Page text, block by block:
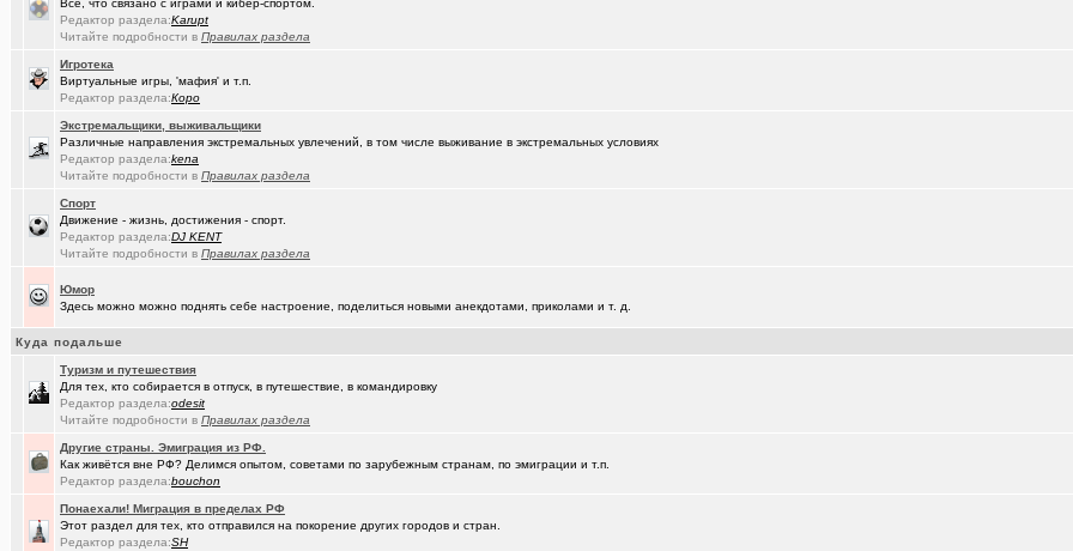
Случайные фото с мобильника (Sinmaster)
Санкции: что нравится и что не нравится
Энциклопедия Омской области онлайн.
Диалог с ИИ о романе «Мастер и Маргарита».(wvladimi..)
А вы уже переобулись?(Snarkens..)
неприятие к русским у меня
Покупка ботинок по моральным соображениям
100% женщин!.
Реально полезные гаджеты для кухни(Злыдня) +8850
Ремонт квартир/ванных комнат! Высококачественная отделка.
И это все то, на что способен omsk.com???
Кон Русов(wvladimi..) +60
Дарю гениальную идею (tramov)
Всё, что связано с играми и кибер-спортом.
Редактор раздела:Karupt
Читайте подробности в Правилах раздела
Игротека
Виртуальные игры, 'мафия' и т.п.
Редактор раздела:Коро
Экстремальщики, выживальщики
Различные направления экстремальных увлечений, в том числе выживание в экстремальных условиях
Редактор раздела:kena
Читайте подробности в Правилах раздела
Спорт
Движение - жизнь, достижения - спорт.
Редактор раздела:DJ KENT
Читайте подробности в Правилах раздела
Юмор
Здесь можно можно поднять себе настроение, поделиться новыми анекдотами, приколами и т. д.
Куда подальше
Туризм и путешествия
Для тех, кто собирается в отпуск, в путешествие, в командировку
Редактор раздела:odesit
Читайте подробности в Правилах раздела
Другие страны. Эмиграция из РФ.
Как живётся вне РФ? Делимся опытом, советами по зарубежным странам, по эмиграции и т.п.
Редактор раздела:bouchon
Понаехали! Миграция в пределах РФ
Этот раздел для тех, кто отправился на покорение других городов и стран.
Редактор раздела:SH